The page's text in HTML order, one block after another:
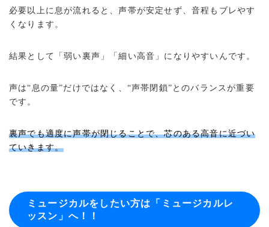
必要以上に息が流れると、声帯が安定せず、音程もブレやす
くなります。
結果として「弱い裏声」「細い高音」になりやすいんです。
声は“息の量”だけではなく、“声帯閉鎖”とのバランスが重要
です。
裏声でも適度に声帯が閉じることで、芯のある高音に近づい
ていきます。
ミュージカルをしたい方は「ミュージカルレ
ッスン」へ！！